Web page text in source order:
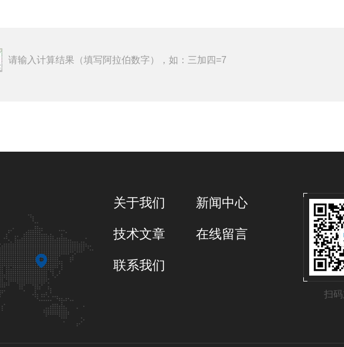
请输入计算结果（填写阿拉伯数字），如：三加四=7
扫
关于我们 新闻中心
技术文章 在线留言
联系我们